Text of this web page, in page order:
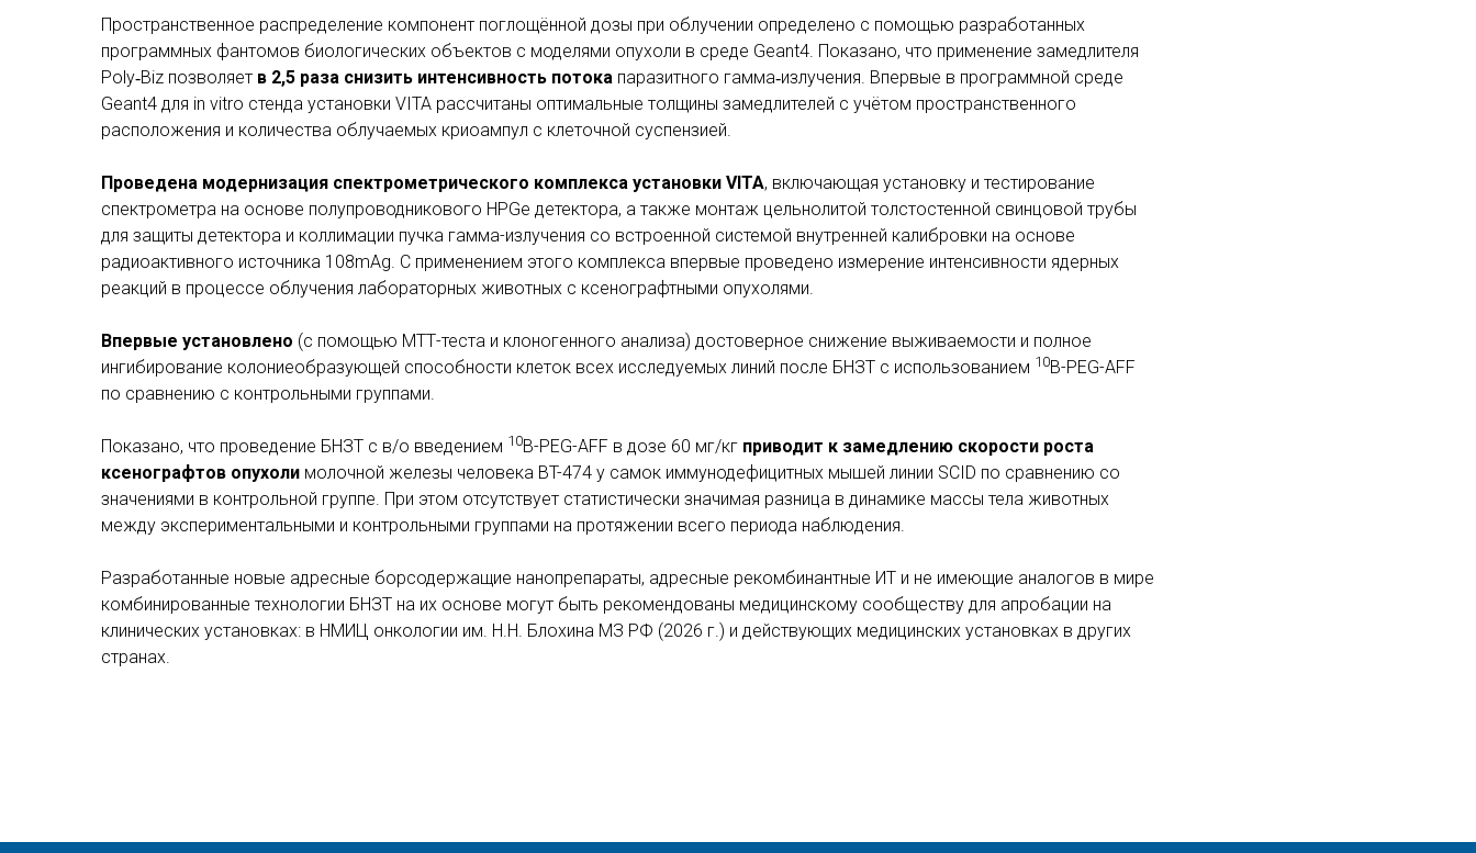
Пространственное распределение компонент поглощённой дозы при облучении определено с помощью разработанных
программных фантомов биологических объектов с моделями опухоли в среде Geant4. Показано, что применение замедлителя
Poly‑Biz позволяет в 2,5 раза снизить интенсивность потока паразитного гамма‑излучения. Впервые в программной среде
Geant4 для in vitro стенда установки VITA рассчитаны оптимальные толщины замедлителей с учётом пространственного
расположения и количества облучаемых криоампул с клеточной суспензией.
Проведена модернизация спектрометрического комплекса установки VITA, включающая установку и тестирование
спектрометра на основе полупроводникового HPGe детектора, а также монтаж цельнолитой толстостенной свинцовой трубы
для защиты детектора и коллимации пучка гамма-излучения со встроенной системой внутренней калибровки на основе
радиоактивного источника 108mAg. С применением этого комплекса впервые проведено измерение интенсивности ядерных
реакций в процессе облучения лабораторных животных с ксенографтными опухолями.
Впервые установлено (с помощью МТТ-теста и клоногенного анализа) достоверное снижение выживаемости и полное
ингибирование колониеобразующей способности клеток всех исследуемых линий после БНЗТ с использованием 10B-PEG-AFF
по сравнению с контрольными группами.
Показано, что проведение БНЗТ с в/о введением 10B-PEG-AFF в дозе 60 мг/кг приводит к замедлению скорости роста
ксенографтов опухоли молочной железы человека BT-474 у самок иммунодефицитных мышей линии SCID по сравнению со
значениями в контрольной группе. При этом отсутствует статистически значимая разница в динамике массы тела животных
между экспериментальными и контрольными группами на протяжении всего периода наблюдения.
Разработанные новые адресные борсодержащие нанопрепараты, адресные рекомбинантные ИТ и не имеющие аналогов в мире
комбинированные технологии БНЗТ на их основе могут быть рекомендованы медицинскому сообществу для апробации на
клинических установках: в НМИЦ онкологии им. Н.Н. Блохина МЗ РФ (2026 г.) и действующих медицинских установках в других
странах.